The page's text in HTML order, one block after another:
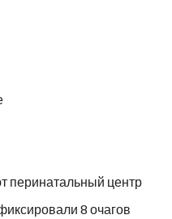
перинатальный центр
8 очагов